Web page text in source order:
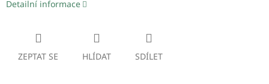
Detailní informace
ZEPTAT SE HLÍDAT SDÍLET